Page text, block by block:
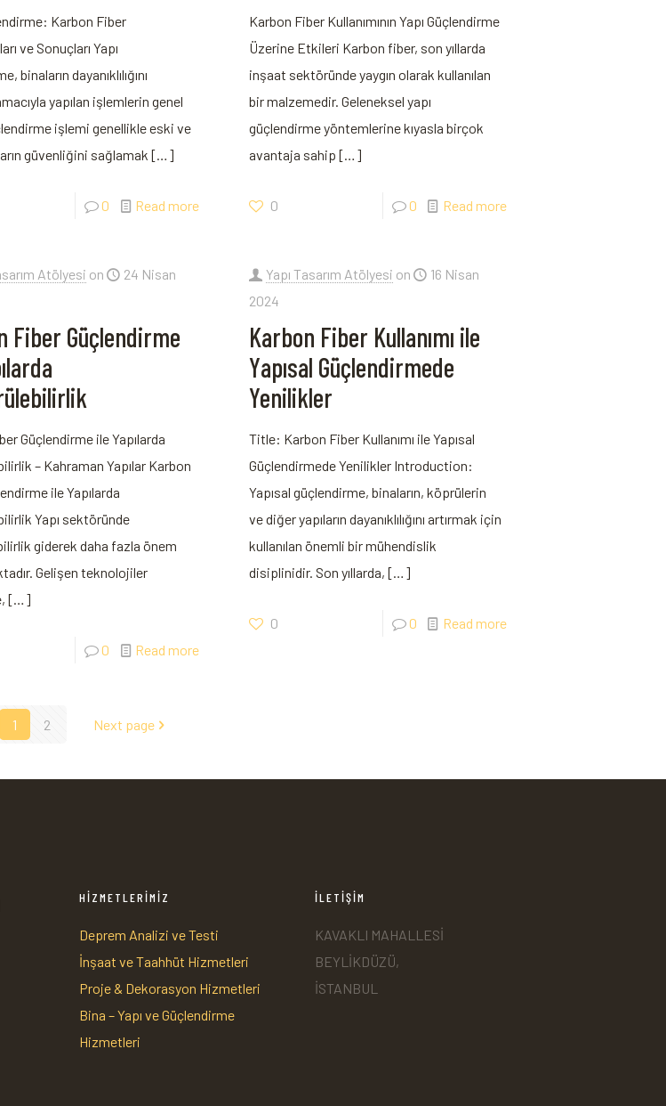
Karbon Fiber
ve Sonuçları Yapı
binaların ​dayanıklılığını
yapılan işlemlerin genel
işlemi genellikle eski ve
güvenliğini sağlamak⁣ […]
0 Read more
Karbon Fiber Kullanımının ⁢Yapı Güçlendirme⁢
Üzerine Etkileri Karbon fiber, son ⁤yıllarda
inşaat⁢ sektöründe yaygın ⁤olarak kullanılan
bir malzemedir. Geleneksel yapı
güçlendirme yöntemlerine kıyasla birçok
avantaja sahip […]
0 0 Read more
Atölyesi on
24 Nisan
Fiber Güçlendirme
Güçlendirme ile Yapılarda
– Kahraman Yapılar Karbon
ile Yapılarda
Yapı sektöründe
giderek daha⁤ fazla ​önem
Gelişen teknolojiler
[…]
0 Read more
Yapı Tasarım Atölyesi on
16 Nisan
2024
Karbon Fiber Kullanımı ile
Yapısal Güçlendirmede
Yenilikler
Title: Karbon Fiber Kullanımı ile Yapısal
⁣Güçlendirmede Yenilikler Introduction:
Yapısal güçlendirme, binaların,‍ köprülerin
ve diğer yapıların dayanıklılığını artırmak için
kullanılan önemli bir mühendislik
disiplinidir. ⁢Son yıllarda, […]
0 0 Read more
1 2 Next page
HİZMETLERİMİZ
Deprem Analizi ve Testi
İnşaat ve Taahhüt Hizmetleri
Proje & Dekorasyon Hizmetleri
Bina – Yapı ve Güçlendirme
Hizmetleri
İLETİŞİM
KAVAKLI MAHALLESİ
BEYLİKDÜZÜ,
İSTANBUL